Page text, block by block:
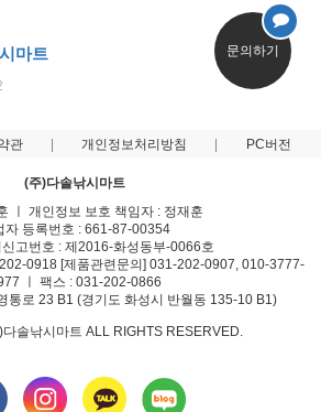
마트 문의하기
관 개인정보처리방침 PC버전
(주)다솔낚시마트
ㅣ 개인정보 보호 책임자 : 정재훈
자 등록번호 : 661-87-00354
고번호 : 제2016-화성동부-0066호
0918 [제품관련문의] 031-202-0907, 010-3777-
ㅣ 팩스 : 031-202-0866
통로 23 B1 (경기도 화성시 반월동 135-10 B1)
솔낚시마트 ALL RIGHTS RESERVED.